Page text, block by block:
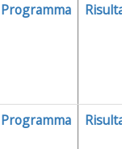
Programma
Programma